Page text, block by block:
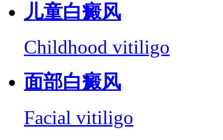
儿童白癜风
Childhood vitiligo
面部白癜风
Facial vitiligo